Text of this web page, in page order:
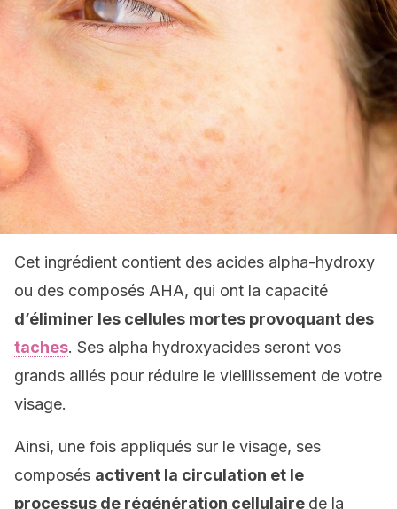
Cet ingrédient contient des acides alpha-hydroxy
ou des composés AHA, qui ont la capacité
d’éliminer les cellules mortes provoquant des
taches. Ses alpha hydroxyacides seront vos
grands alliés pour réduire le vieillissement de votre
visage.
Ainsi, une fois appliqués sur le visage, ses
composés activent la circulation et le
processus de régénération cellulaire de la